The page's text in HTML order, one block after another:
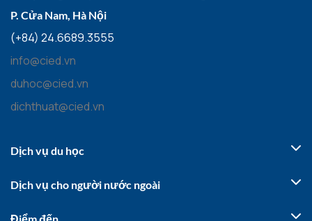
P. Cửa Nam, Hà Nội
(+84) 24.6689.3555
info@cied.vn
duhoc@cied.vn
dichthuat@cied.vn
Dịch vụ du học
Dịch vụ cho người nước ngoài